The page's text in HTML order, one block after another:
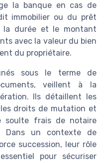
la banque en cas de
immobilier ou du prêt
la durée et le montant
avec la valeur du bien
du propriétaire.
sous le terme de
veillent à la
Ils détaillent les
droits de mutation et
soulte frais de notaire
Dans un contexte de
succession, leur rôle
pour sécuriser